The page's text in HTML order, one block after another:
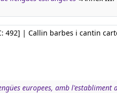
492] | Callin barbes i cantin
europees, amb l'establiment